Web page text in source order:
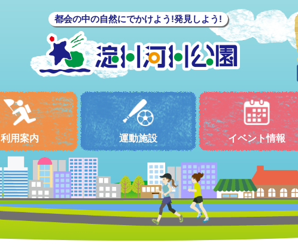
都会の中の自然にでかけよう!発見しよう!
利用案内 運動施設 イベント情報